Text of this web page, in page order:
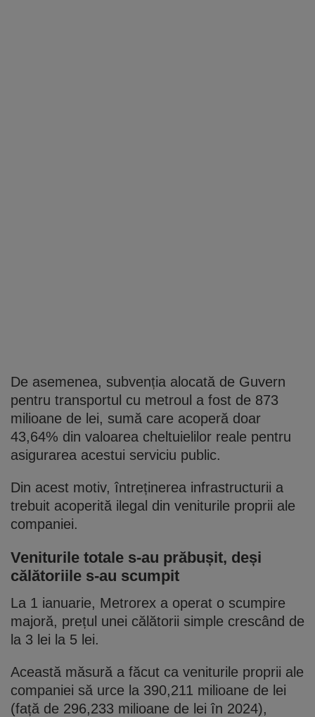
De asemenea, subvenția alocată de Guvern
pentru transportul cu metroul a fost de 873
milioane de lei, sumă care acoperă doar
43,64% din valoarea cheltuielilor reale pentru
asigurarea acestui serviciu public.
Din acest motiv, întreținerea infrastructurii a
trebuit acoperită ilegal din veniturile proprii ale
companiei.
Veniturile totale s-au prăbușit, deși
călătoriile s-au scumpit
La 1 ianuarie, Metrorex a operat o scumpire
majoră, prețul unei călătorii simple crescând de
la 3 lei la 5 lei.
Această măsură a făcut ca veniturile proprii ale
companiei să urce la 390,211 milioane de lei
(față de 296,233 milioane de lei în 2024),